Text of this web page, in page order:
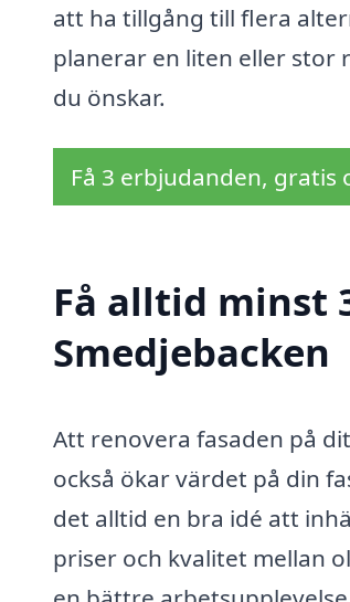
att ha tillgång till flera
planerar en liten eller stor
du önskar.
Få 3 erbjudanden,
Få alltid minst
Smedjebacken
Att renovera fasaden på
också ökar värdet på din
det alltid en bra idé att
priser och kvalitet mellan